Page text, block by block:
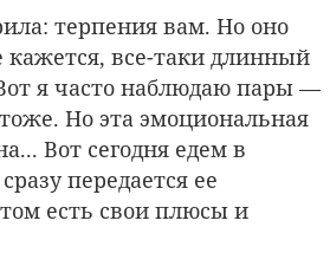
терпения вам. Но оно
все-таки длинный
я часто наблюдаю пары —
Но эта эмоциональная
Вот сегодня едем в
передается ее
есть свои плюсы и